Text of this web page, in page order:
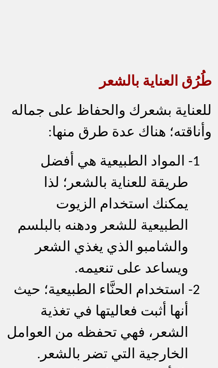
طُرُق العناية بالشعر
للعناية بشعرك والحفاظ على جماله
وأناقته؛ هناك عدة طرق منها:
1-
المواد الطبيعية هي أفضل
طريقة للعناية بالشعر؛ لذا
يمكنك استخدام الزيوت
الطبيعية للشعر ودهنه بالبلسم
والشامبو الذي يغذي الشعر
ويساعد على تنعيمه.
2-
استخدام الحنَّاء الطبيعية؛ حيث
أنها أثبت فعاليتها في تغذية
الشعر، فهي تحفظه من العوامل
الخارجية التي تضر بالشعر.